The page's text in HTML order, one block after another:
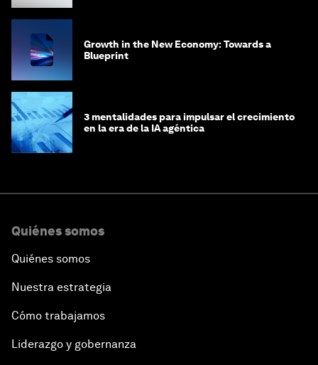
Growth in the New Economy: Towards a
Blueprint
3 mentalidades para impulsar el crecimiento
en la era de la IA agéntica
Quiénes somos
Quiénes somos
Nuestra estrategia
Cómo trabajamos
Liderazgo y gobernanza